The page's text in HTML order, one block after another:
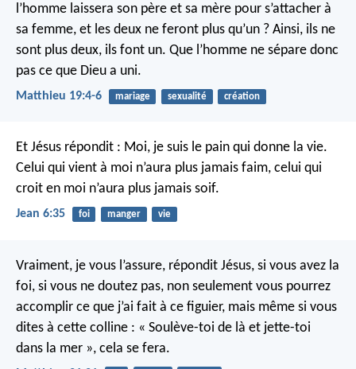
l’homme laissera son père et sa mère pour s’attacher à
sa femme, et les deux ne feront plus qu’un ? Ainsi, ils ne
sont plus deux, ils font un. Que l’homme ne sépare donc
pas ce que Dieu a uni.
Matthieu 19:4-6 mariage sexualité création
Et Jésus répondit : Moi, je suis le pain qui donne la vie.
Celui qui vient à moi n’aura plus jamais faim, celui qui
croit en moi n’aura plus jamais soif.
Jean 6:35 foi manger vie
Vraiment, je vous l’assure, répondit Jésus, si vous avez la
foi, si vous ne doutez pas, non seulement vous pourrez
accomplir ce que j’ai fait à ce figuier, mais même si vous
dites à cette colline : « Soulève-toi de là et jette-toi
dans la mer », cela se fera.